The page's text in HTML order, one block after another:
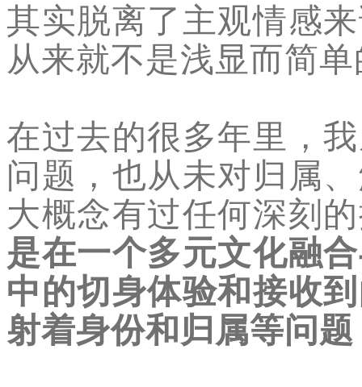
其实脱离了主观情感
从来就不是浅显而简
在过去的很多年里，
问题，也从未对归属
大概念有过任何深刻
是在一个多元文化融
中的切身体验和接收
射着身份和归属等问